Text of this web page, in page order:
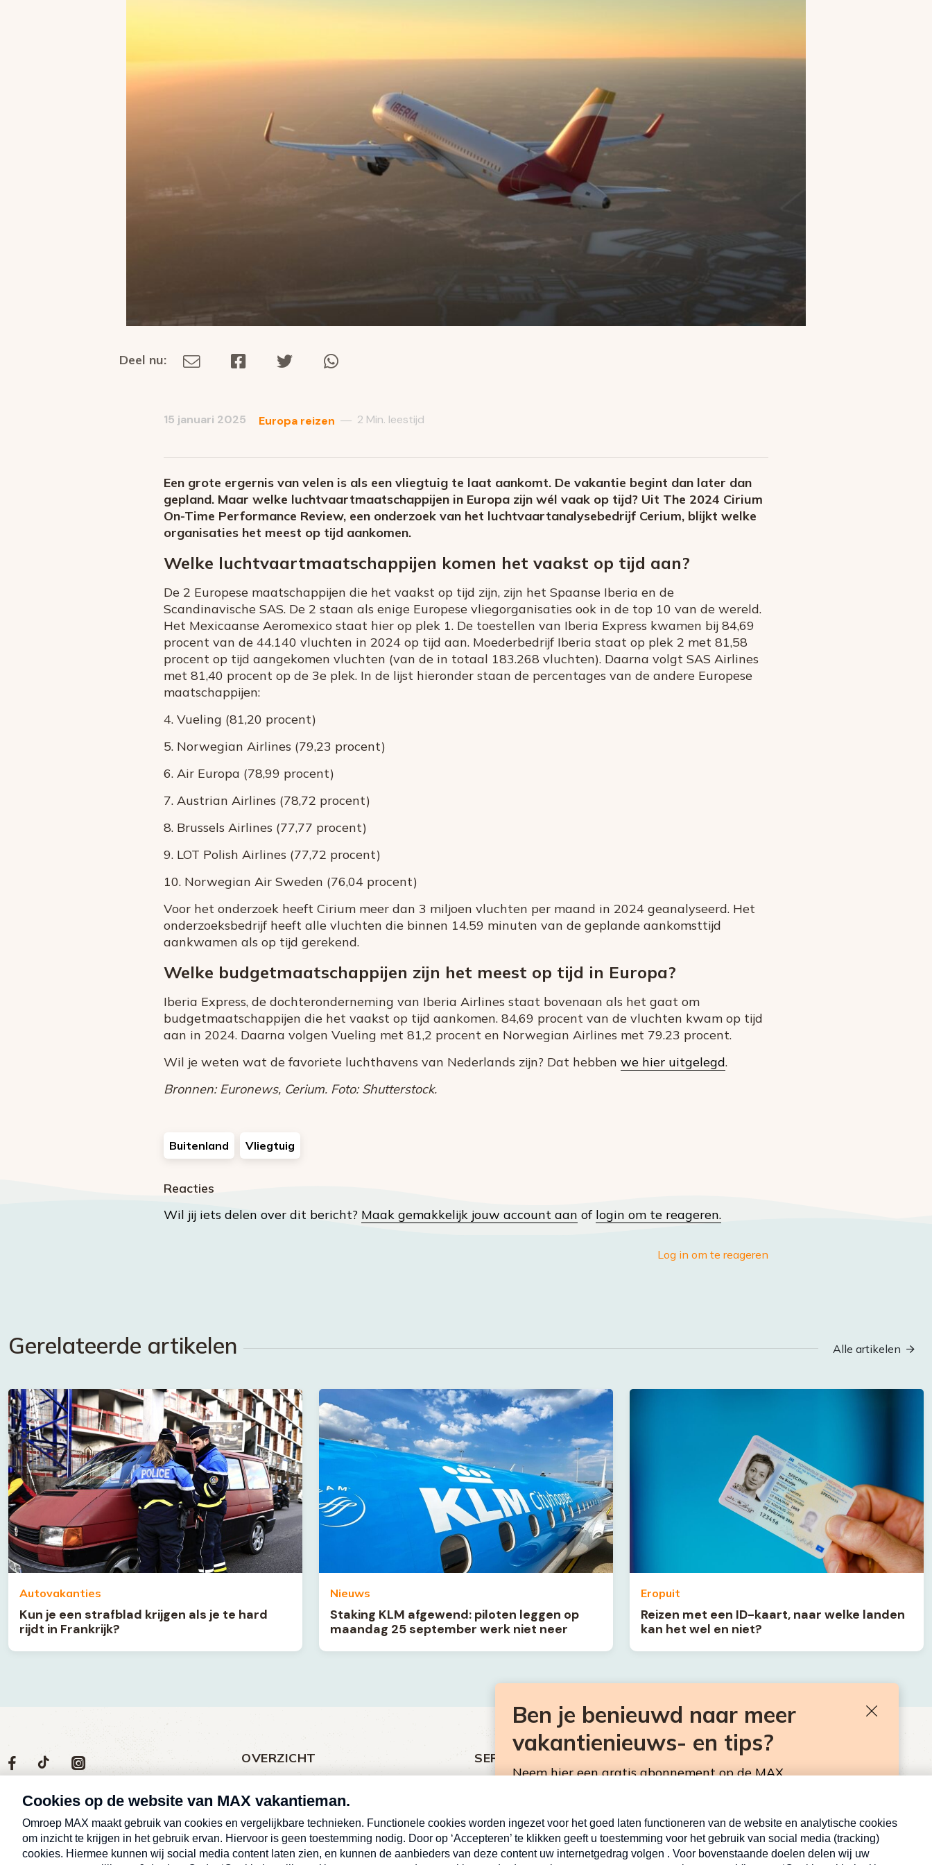
Deel
Deel nu:
mail
15 januari 2025 Europa reizen — 2 Min. leestijd
Een grote ergernis van velen is als een vliegtuig te laat aankomt. De vakantie begint dan later dan
gepland. Maar welke luchtvaartmaatschappijen in Europa zijn wél vaak op tijd? Uit The 2024 Cirium
On-Time Performance Review, een onderzoek van het luchtvaartanalysebedrijf Cerium, blijkt welke
organisaties het meest op tijd aankomen.
Welke luchtvaartmaatschappijen komen het vaakst op tijd aan?
De 2 Europese maatschappijen die het vaakst op tijd zijn, zijn het Spaanse Iberia en de
Scandinavische SAS. De 2 staan als enige Europese vliegorganisaties ook in de top 10 van de wereld.
Het Mexicaanse Aeromexico staat hier op plek 1. De toestellen van Iberia Express kwamen bij 84,69
procent van de 44.140 vluchten in 2024 op tijd aan. Moederbedrijf Iberia staat op plek 2 met 81,58
procent op tijd aangekomen vluchten (van de in totaal 183.268 vluchten). Daarna volgt SAS Airlines
met 81,40 procent op de 3e plek. In de lijst hieronder staan de percentages van de andere Europese
maatschappijen:
4. Vueling (81,20 procent)
5. Norwegian Airlines (79,23 procent)
6. Air Europa (78,99 procent)
7. Austrian Airlines (78,72 procent)
8. Brussels Airlines (77,77 procent)
9. LOT Polish Airlines (77,72 procent)
10. Norwegian Air Sweden (76,04 procent)
Voor het onderzoek heeft Cirium meer dan 3 miljoen vluchten per maand in 2024 geanalyseerd. Het
onderzoeksbedrijf heeft alle vluchten die binnen 14.59 minuten van de geplande aankomsttijd
aankwamen als op tijd gerekend.
Welke budgetmaatschappijen zijn het meest op tijd in Europa?
Iberia Express, de dochteronderneming van Iberia Airlines staat bovenaan als het gaat om
budgetmaatschappijen die het vaakst op tijd aankomen. 84,69 procent van de vluchten kwam op tijd
aan in 2024. Daarna volgen Vueling met 81,2 procent en Norwegian Airlines met 79.23 procent.
Wil je weten wat de favoriete luchthavens van Nederlands zijn? Dat hebben we hier uitgelegd.
Bronnen: Euronews, Cerium. Foto: Shutterstock.
Buitenland Vliegtuig
Reacties
Wil jij iets delen over dit bericht? Maak gemakkelijk jouw account aan of login om te reageren.
Log in om te reageren
Gerelateerde artikelen Alle artikelen
Autovakanties
Kun je een strafblad krijgen als je te hard
rijdt in Frankrijk?
Nieuws
Staking KLM afgewend: piloten leggen op
maandag 25 september werk niet neer
Eropuit
Reizen met een ID-kaart, naar welke landen
kan het wel en niet?
Volg
ons
social
media
Social
media
Volg
op
Facebook
Volg
op
TikTok
Volg
op
Instagram
Max
OVERZICHT
Nieuws
Over MAX vakantieman
Afleveringen
SERVICE
MAX Meldpunt
Pers
BEN JE BENIEUWD NAAR MEER
VAKANTIENIEUWS- EN TIPS?
de mailbox.
E-
Ben je benieuwd naar meer
vakantienieuws- en tips?
Neem hier een gratis abonnement op de MAX
E-
mailadres
Inschrijven